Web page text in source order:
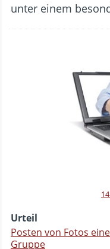
unter einem
Urteil
Posten von Fotos
Gruppe